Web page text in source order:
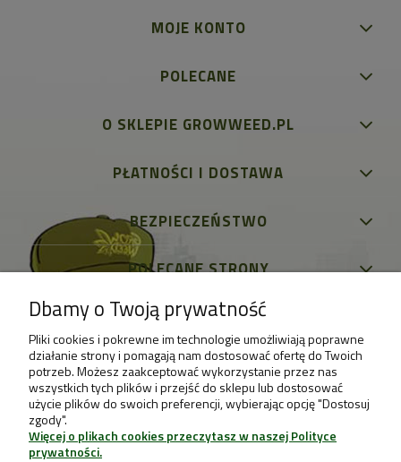
MOJE KONTO
POLECANE
O SKLEPIE GROWWEED.PL
PŁATNOŚCI I DOSTAWA
BEZPIECZEŃSTWO
POLECANE STRONY
Dbamy o Twoją prywatność
Pliki cookies i pokrewne im technologie umożliwiają poprawne
działanie strony i pomagają nam dostosować ofertę do Twoich
potrzeb. Możesz zaakceptować wykorzystanie przez nas
wszystkich tych plików i przejść do sklepu lub dostosować
użycie plików do swoich preferencji, wybierając opcję "Dostosuj
zgody".
Więcej o plikach cookies przeczytasz w naszej Polityce
prywatności.